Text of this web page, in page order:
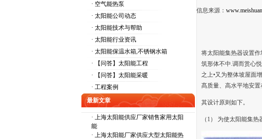
· 空气能热泵
· 太阳能公司动态
· 太阳能技术与帮助
· 太阳能行业资讯
· 太阳能保温水箱,不锈钢水箱
· 【问答】太阳能工程
· 【问答】太阳能采暖
· 工程案例
最新文章
· 上海太阳能供应厂家销售家用太阳
能
· 上海太阳能厂家供应大型太阳能热
信息来源：
将太阳能集热器设置作
筑形体不中.调而赏心悦
之上•又 为整体坡屋面
髙质量、高水平地安置
其设计原则如下。
（ 1 ） 为使太阳能集热